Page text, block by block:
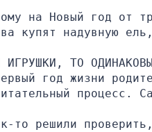
на Новый год от
купят надувную
ИГРУШКИ, ТО
год жизни
процесс.
то решили